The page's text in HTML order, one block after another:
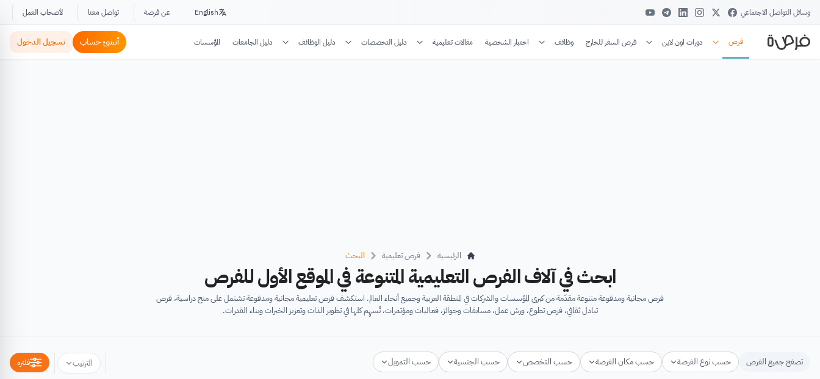
وسائل التواصل الاجتماعي English عن فرصة تواصل معنا لأصحاب العمل
فرص دورات اون لاين فرص السفر للخارج وظائف اختبار الشخصية مقالات تعليمية دليل التخصصات دليل الوظائف دليل الجامعات المؤسسات أنشئ حساب تسجيل الدخول
الرئيسية فرص تعليمية البحث
ابحث في آلاف الفرص التعليمية المتنوعة في الموقع الأول للفرص
فرص مجانية ومدفوعة متنوعة مقدّمة من كبرى المؤسسات والشركات في المنطقة العربية وجميع أنحاء العالم. استكشف فرص تعليمية مجانية ومدفوعة تشتمل على منح دراسية، فرص
تبادل ثقافي، فرص تطوع، ورش عمل، مسابقات وجوائز، فعاليات ومؤتمرات، تُسهِم كلها في تطوير الذات وتعزيز الخبرات وبناء القدرات.
تصفح جميع الفرص حسب نوع الفرصة حسب مكان الفرصة حسب التخصص حسب الجنسية حسب التمويل الترتيب فلتره